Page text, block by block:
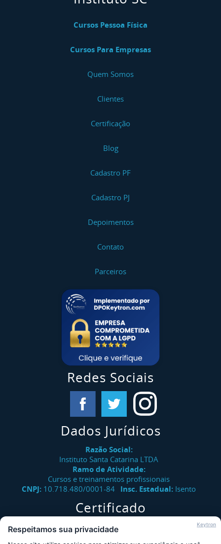
Cursos Pessoa Física
Cursos Para Empresas
Quem Somos
Clientes
Certificação
Blog
Cadastro PF
Cadastro PJ
Depoimentos
Contato
Parceiros
Redes Sociais
Dados Jurídicos
Razão Social:
Instituto Santa Catarina LTDA
Ramo de Atividade:
Cursos e treinamentos profissionais
CNPJ: 10.718.480/0001-84 Insc. Estadual: Isento
Certificado
Verifique a autenticidade de certificados emitidos pelo
Instituto Santa Catarina.
Keytron
Respeitamos sua privacidade